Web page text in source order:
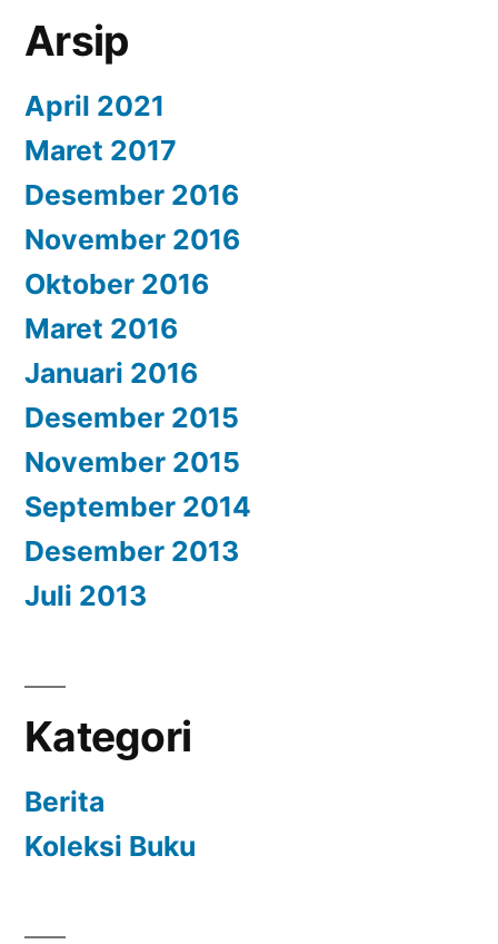
Arsip
April 2021
Maret 2017
Desember 2016
November 2016
Oktober 2016
Maret 2016
Januari 2016
Desember 2015
November 2015
September 2014
Desember 2013
Juli 2013
Kategori
Berita
Koleksi Buku